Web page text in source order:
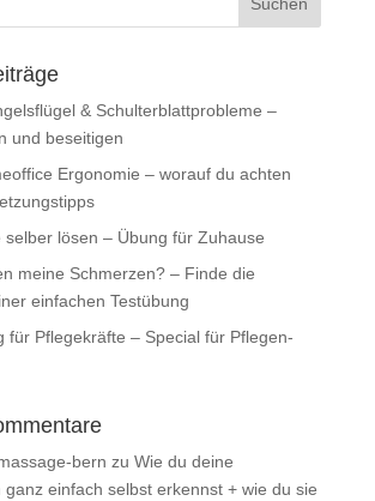
& Schulterblattprobleme –
und beseitigen
Ergonomie – worauf du achten
selber lösen – Übung für Zuhause
meine Schmerzen? – Finde die
einfachen Testübung
für Pflegekräfte – Special für Pflegen-
bern zu Wie du deine
ganz einfach selbst erkennst + wie du sie